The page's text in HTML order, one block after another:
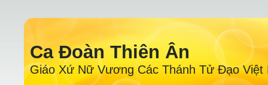
Ca Ðoàn Thiên Ân
Giáo Xứ Nữ Vương Các Thánh Tử Ðạo Việt